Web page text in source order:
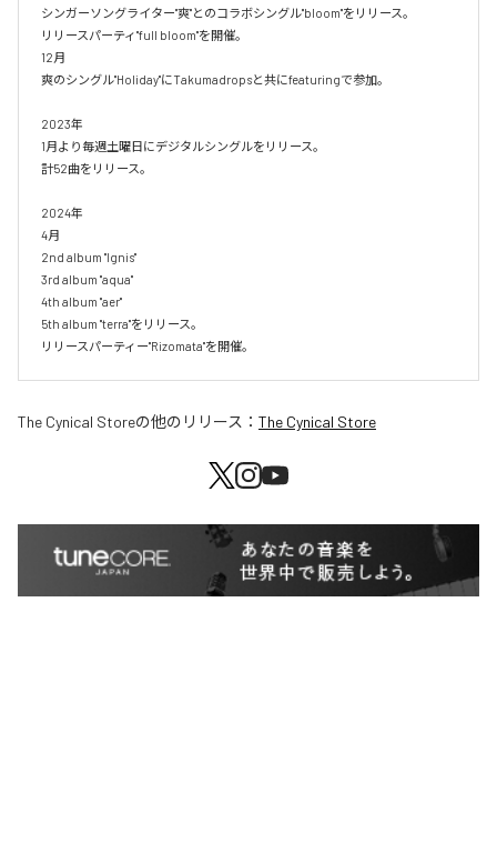
シンガーソングライター"爽"とのコラボシングル"bloom"をリリース。
リリースパーティ"full bloom"を開催。
12月
爽のシングル"Holiday"にTakumadropsと共にfeaturingで参加。
2023年
1月より毎週土曜日にデジタルシングルをリリース。
計52曲をリリース。
2024年
4月
2nd album "Ignis"
3rd album "aqua"
4th album "aer"
5th album "terra"をリリース。
リリースパーティー"Rizomata"を開催。
The Cynical Storeの他のリリース： The Cynical Store